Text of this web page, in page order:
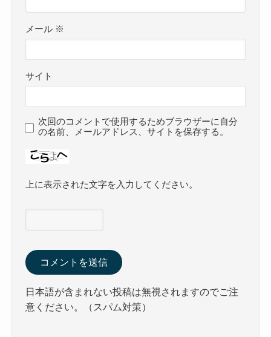
メール ※
サイト
次回のコメントで使用するためブラウザーに自分
の名前、メールアドレス、サイトを保存する。
上に表示された文字を入力してください。
日本語が含まれない投稿は無視されますのでご注
意ください。（スパム対策）